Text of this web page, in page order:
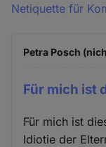
Netiquette für
Petra Posch
Für mich ist
Für mich ist
Idiotie der